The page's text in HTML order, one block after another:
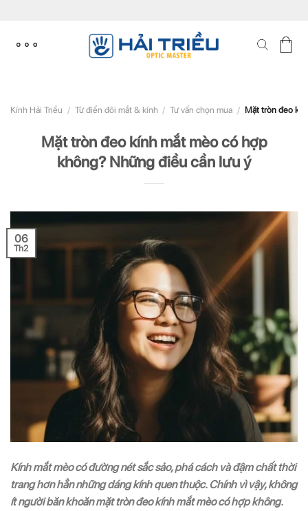
content
Kính Hải Triều / Từ điển đôi mắt & kính / Tư vấn chọn mua / Mặt tròn đeo
Mặt tròn đeo kính mắt mèo có hợp
không? Những điều cần lưu ý
06
Th2
Kính mắt mèo có đường nét sắc sảo, phá cách và đậm chất thời
trang hơn hẳn những dáng kính quen thuộc. Chính vì vậy, không
ít người băn khoăn mặt tròn đeo kính mắt mèo có hợp không.